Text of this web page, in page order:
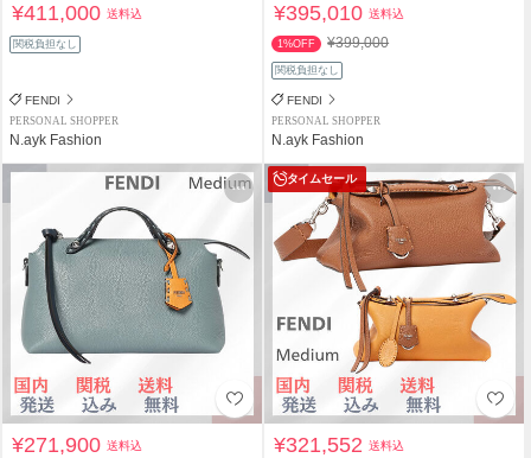
¥411,000送料込
関税負担なし
FENDI
PERSONAL SHOPPER
N.ayk Fashion
¥395,010送料込
1%OFF ¥399,000
関税負担なし
FENDI
PERSONAL SHOPPER
N.ayk Fashion
¥271,900送料込
タイムセール
¥321,552送料込